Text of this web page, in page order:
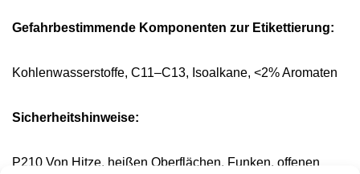
Gefahrbestimmende Komponenten zur Etikettierung:
Kohlenwasserstoffe, C11–C13, Isoalkane, <2% Aromaten
Sicherheitshinweise:
P210 Von Hitze, heißen Oberflächen, Funken, offenen